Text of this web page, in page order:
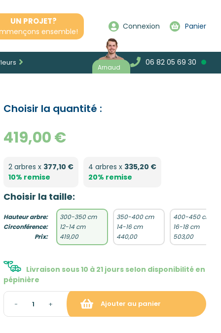
UN PROJET?
ensemble!
Connexion Panier
Arnaud
06 82 05 69 30
Choisir la quantité :
419,00 €
2 arbres x 377,10 €
10% remise
4 arbres x 335,20 €
20% remise
Choisir la taille:
Hauteur arbre:
Circonférence:
Prix:
300-350 cm
12-14 cm
419,00
350-400 cm
14-16 cm
440,00
400-450 cm
16-18 cm
503,00
Livraison sous 10 à 21 jours selon disponibilité en
pépinière
− + Ajouter au panier